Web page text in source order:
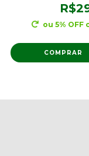
ou 5% OFF
COMPRAR